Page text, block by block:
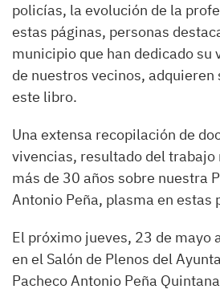
policías, la evolución de la
estas páginas, personas
municipio que han dedicado su
de nuestros vecinos,
este libro.
Una extensa recopilación de
vivencias, resultado del trabajo
más de 30 años sobre nuestra
Antonio Peña, plasma en estas
El próximo jueves, 23 de mayo
en el Salón de Plenos del
Pacheco Antonio Peña